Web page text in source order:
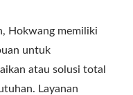
Hokwang memiliki
untuk
atau solusi total
Layanan